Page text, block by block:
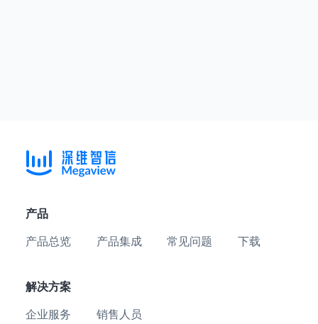
产品
产品总览 产品集成 常见问题 下载
解决方案
企业服务 销售人员